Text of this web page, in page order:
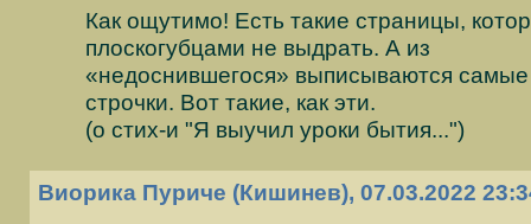
Как ощутимо! Есть такие страницы,
плоскогубцами не выдрать. А из
«недоснившегося» выписываются
строчки. Вот такие, как эти.
(о стих-и "Я выучил уроки бытия...")
Виорика Пуриче (Кишинев), 07.03.2022